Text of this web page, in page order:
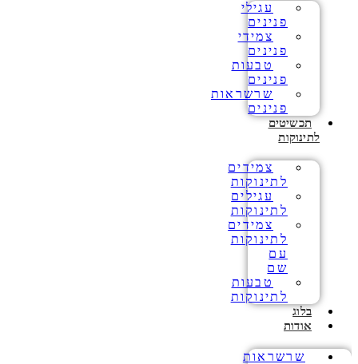
עגילי
פנינים
צמידי
פנינים
טבעות
פנינים
שרשראות
פנינים
תכשיטים
לתינוקות
צמידים
לתינוקות
עגילים
לתינוקות
צמידים
לתינוקות
עם
שם
טבעות
לתינוקות
בלוג
אודות
שרשראות